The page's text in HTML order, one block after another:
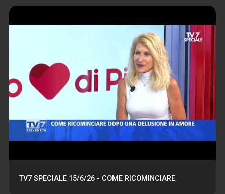
TV7 SPECIALE 15/6/26 - COME RICOMINCIARE